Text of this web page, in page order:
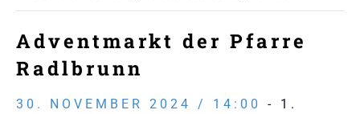
Adventmarkt der Pfarre
Radlbrunn
30. NOVEMBER 2024 / 14:00 - 1.